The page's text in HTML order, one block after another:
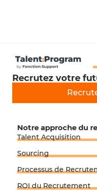
Recrutez votre
Notre approche du
Talent Acquisition
Sourcing
Processus de
ROI du Recrutement